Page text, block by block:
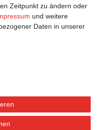
Zeitpunkt zu ändern oder
und weitere
Daten in unserer